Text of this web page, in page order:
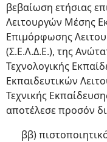
βεβαίωση ετήσιας
Λειτουργών Μέσης
Επιμόρφωσης
(Σ.Ε.Λ.Δ.Ε.), της
Τεχνολογικής
Εκπαιδευτικών
Τεχνικής
αποτέλεσε προσόν
ββ)